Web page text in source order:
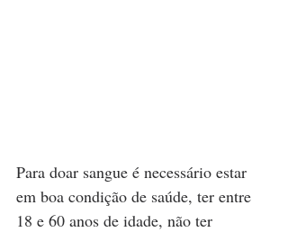
Para doar sangue é necessário estar
em boa condição de saúde, ter entre
18 e 60 anos de idade, não ter